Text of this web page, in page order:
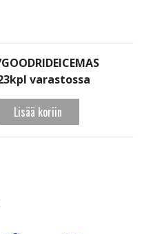
varastossa
Lisää koriin